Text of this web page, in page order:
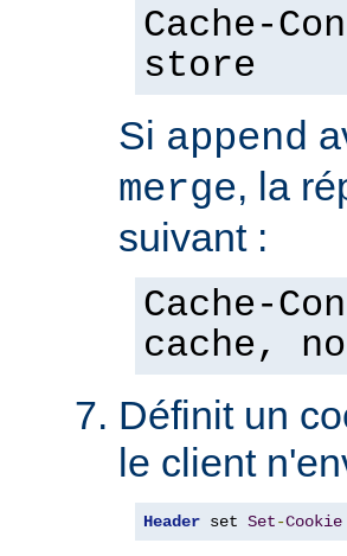
Cache-
store
Si append
merge, la
suivant :
Cache-
cache,
Définit un
le client
Header set Set-Cookie